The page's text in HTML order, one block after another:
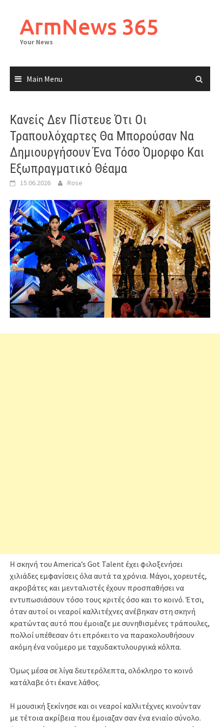
contentArmNews 365
Your News
Main Menu
Κανείς Δεν Πίστευε Ότι Οι
Τραπουλόχαρτες Θα Μπορούσαν Να
Δημιουργήσουν Ένα Τόσο Όμορφο Και
Εξωπραγματικό Θέαμα
15.06.2026 Rose
Η σκηνή του America’s Got Talent έχει φιλοξενήσει
χιλιάδες εμφανίσεις όλα αυτά τα χρόνια. Μάγοι, χορευτές,
ακροβάτες και μενταλιστές έχουν προσπαθήσει να
εντυπωσιάσουν τόσο τους κριτές όσο και το κοινό. Έτσι,
όταν αυτοί οι νεαροί καλλιτέχνες ανέβηκαν στη σκηνή
κρατώντας αυτό που έμοιαζε με συνηθισμένες τράπουλες,
πολλοί υπέθεσαν ότι επρόκειτο να παρακολουθήσουν
ακόμη ένα νούμερο με ταχυδακτυλουργικά κόλπα.
Όμως μέσα σε λίγα δευτερόλεπτα, ολόκληρο το κοινό
κατάλαβε ότι έκανε λάθος.
Η μουσική ξεκίνησε και οι νεαροί καλλιτέχνες κινούνταν
με τέτοια ακρίβεια που έμοιαζαν σαν ένα ενιαίο σύνολο.